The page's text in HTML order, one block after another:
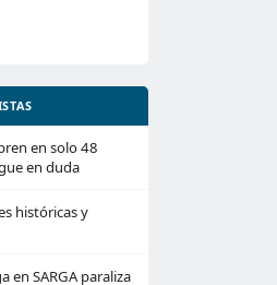
en solo 48
en duda
históricas y
en SARGA paraliza